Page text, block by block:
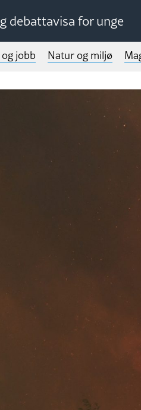
debattavisa for unge
jobb Natur og miljø